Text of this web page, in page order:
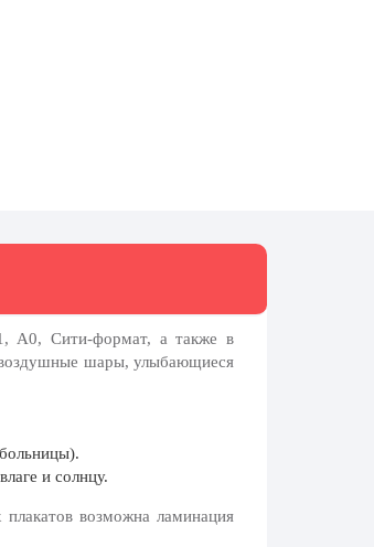
А0, Сити-формат, а также в
воздушные шары, улыбающиеся
и солнцу.
возможна ламинация